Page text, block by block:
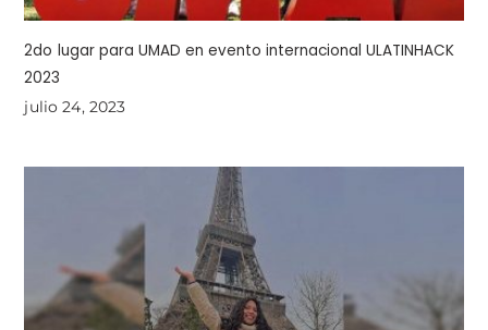
2do lugar para UMAD en evento internacional ULATINHACK
2023
julio 24, 2023